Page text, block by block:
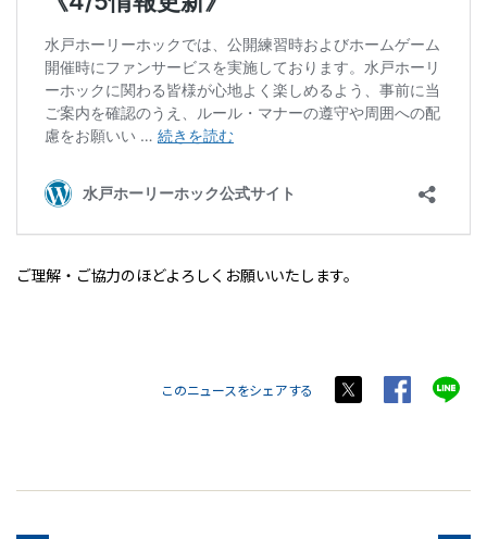
ご理解・ご協力のほどよろしくお願いいたします。
このニュースをシェアする